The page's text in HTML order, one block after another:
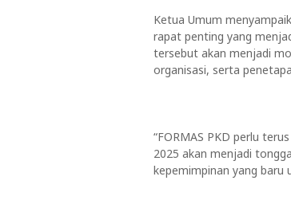
Ketua Umum
rapat penting yang
tersebut akan menjadi
organisasi, serta
“FORMAS PKD perlu
2025 akan menjadi
kepemimpinan yang baru